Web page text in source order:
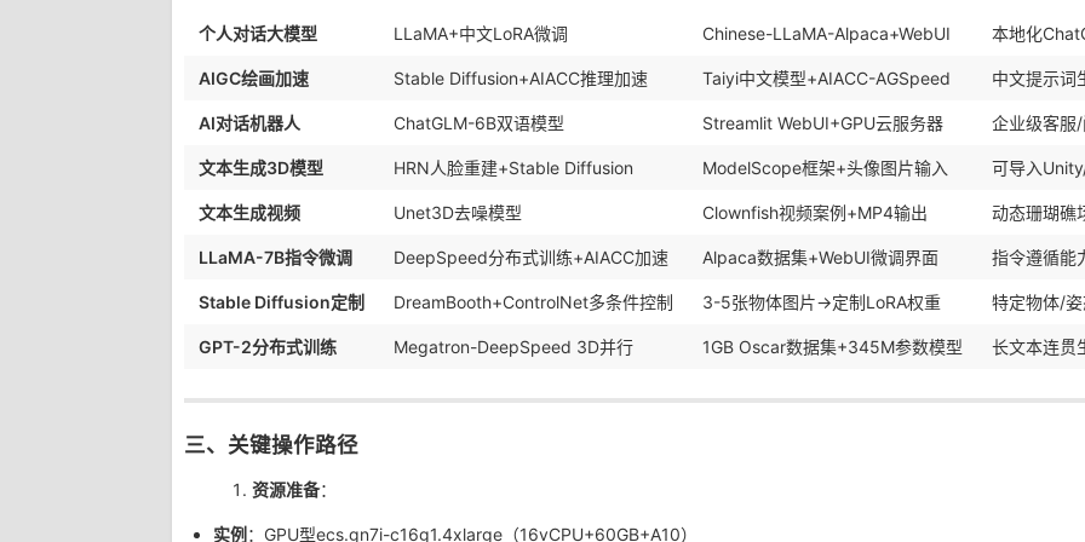
个人对话大模型 LLaMA+中文LoRA微调 Chinese-LLaMA-Alpaca+WebUI 本地化
AIGC绘画加速 Stable Diffusion+AIACC推理加速 Taiyi中文模型+AIACC-AGSpeed 中文提示词
AI对话机器人 ChatGLM-6B双语模型 Streamlit WebUI+GPU云服务器 企业级客服/
文本生成3D模型 HRN人脸重建+Stable Diffusion ModelScope框架+头像图片输入 可导入
文本生成视频 Unet3D去噪模型 Clownfish视频案例+MP4输出 动态珊瑚礁
LLaMA-7B指令微调 DeepSpeed分布式训练+AIACC加速 Alpaca数据集+WebUI微调界面 指令遵循能
Stable Diffusion定制 DreamBooth+ControlNet多条件控制 3-5张物体图片→定制LoRA权重 特定物体/姿
GPT-2分布式训练 Megatron-DeepSpeed 3D并行 1GB Oscar数据集+345M参数模型 长文本连贯
三、关键操作路径
资源准备：
实例 ：GPU型ecs.gn7i-c16g1.4xlarge（16vCPU+60GB+A10）